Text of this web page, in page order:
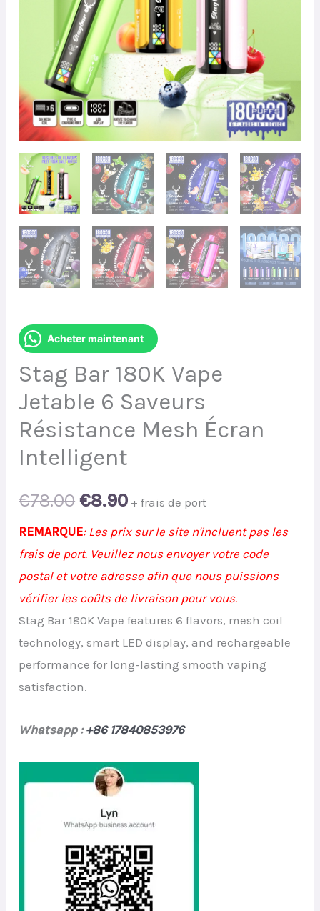
Acheter maintenant
Stag Bar 180K Vape
Jetable 6 Saveurs
Résistance Mesh Écran
Intelligent
€78.00 Original
price
was:
€78.00.
€8.90Current
price
€8.90.
+ frais de port
REMARQUE: Les prix sur le site n'incluent pas les
frais de port. Veuillez nous envoyer votre code
postal et votre adresse afin que nous puissions
vérifier les coûts de livraison pour vous.
Stag Bar 180K Vape features 6 flavors, mesh coil
technology, smart LED display, and rechargeable
performance for long-lasting smooth vaping
satisfaction.
Whatsapp :+86 17840853976